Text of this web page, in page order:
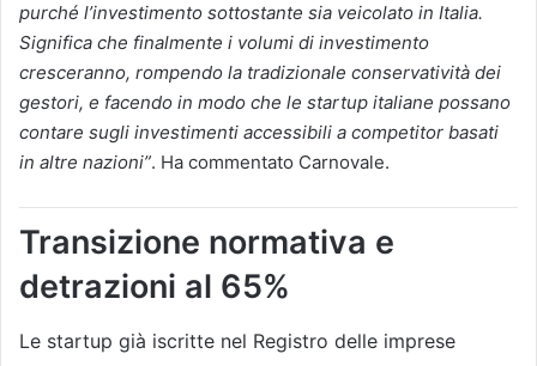
purché l’investimento sottostante sia veicolato in Italia.
Significa che finalmente i volumi di investimento
cresceranno, rompendo la tradizionale conservatività dei
gestori, e facendo in modo che le startup italiane possano
contare sugli investimenti accessibili a competitor basati
in altre nazioni”. Ha commentato Carnovale.
Transizione normativa e
detrazioni al 65%
Le startup già iscritte nel Registro delle imprese